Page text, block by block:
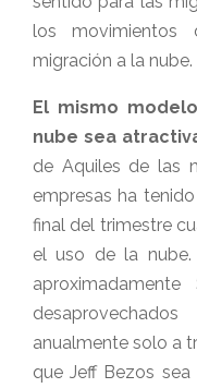
los
migración a la nube.
El mismo
nube sea
de Aquiles de las
empresas ha
final del trimestre
el uso de la
anualmente solo a
que Jeff Bezos